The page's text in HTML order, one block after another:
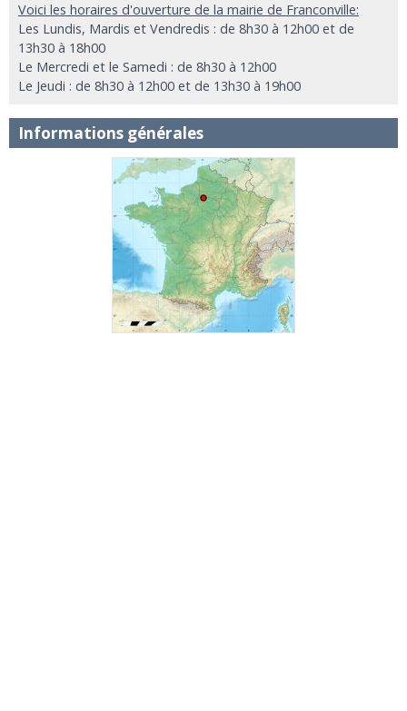
Voici les horaires d'ouverture de la mairie de Franconville:
Les Lundis, Mardis et Vendredis : de 8h30 à 12h00 et de
13h30 à 18h00
Le Mercredi et le Samedi : de 8h30 à 12h00
Le Jeudi : de 8h30 à 12h00 et de 13h30 à 19h00
Informations générales